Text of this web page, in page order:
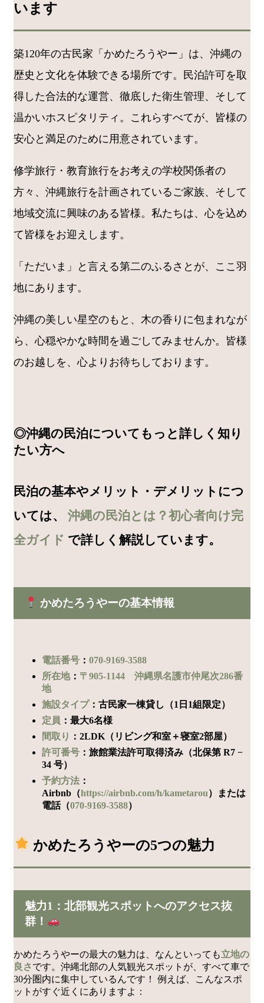
います
築120年の古民家「かめたろうやー」は、沖縄の
歴史と文化を体験できる場所です。民泊許可を取
得した合法的な運営、徹底した衛生管理、そして
温かいホスピタリティ。これらすべてが、皆様の
安心と満足のために用意されています。
修学旅行・教育旅行をお考えの学校関係者の
方々、沖縄旅行を計画されているご家族、そして
地域交流に興味のある皆様。私たちは、心を込め
て皆様をお迎えします。
「ただいま」と言える第二のふるさとが、ここ羽
地にあります。
沖縄の美しい星空のもと、木の香りに包まれなが
ら、心穏やかな時間を過ごしてみませんか。皆様
のお越しを、心よりお待ちしております。
◎沖縄の民泊についてもっと詳しく知り
たい方へ
民泊の基本やメリット・デメリットにつ
いては、 沖縄の民泊とは？初心者向け完
全ガイド で詳しく解説しています。
かめたろうやーの基本情報
電話番号 ： 070-9169-3588
所在地： 〒905-1144 沖縄県名護市仲尾次286番
地
施設タイプ：古民家一棟貸し（1日1組限定）
定員 ：最大6名様
間取り ：2LDK（リビング和室＋寝室2部屋）
許可番号 ：旅館業法許可取得済み（北保第 R7 −
34 号）
予約方法 ：
Airbnb（https://airbnb.com/h/kametarou）または
電話（070-9169-3588）
かめたろうやーの5つの魅力
魅力1：北部観光スポットへのアクセス抜
群！
かめたろうやーの最大の魅力は、なんといっても立地の
良さです。沖縄北部の人気観光スポットが、すべて車で
30分圏内に集中しているんです！ 例えば、こんなスポ
ットがすぐ近くにありますよ：